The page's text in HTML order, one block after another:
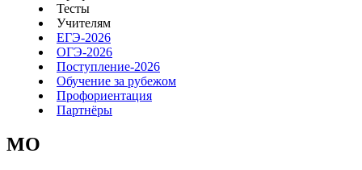
Тесты
Учителям
ЕГЭ-2026
ОГЭ-2026
Поступление-2026
Обучение за рубежом
Профориентация
Партнёры
MO